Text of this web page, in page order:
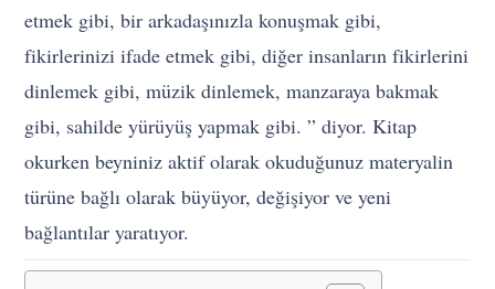
etmek gibi, bir arkadaşınızla konuşmak gibi,
fikirlerinizi ifade etmek gibi, diğer insanların fikirlerini
dinlemek gibi, müzik dinlemek, manzaraya bakmak
gibi, sahilde yürüyüş yapmak gibi. ” diyor. Kitap
okurken beyniniz aktif olarak okuduğunuz materyalin
türüne bağlı olarak büyüyor, değişiyor ve yeni
bağlantılar yaratıyor.